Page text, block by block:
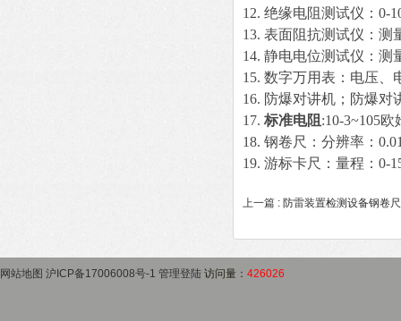
12. 绝缘电阻测试仪：0-
13. 表面阻抗测试仪：测
14. 静电电位测试仪：测
15. 数字万用表：电压
16. 防爆对讲机；防爆对
17. 标准电阻 :10-3~105
18. 钢卷尺：分辨率：
19. 游标卡尺：量程：0-
上一篇 : 防雷装置检测设备钢卷尺
网站地图 沪ICP备17006008号-1 管理登陆 访问量： 426026